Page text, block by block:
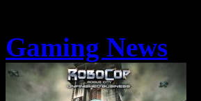
Gaming News